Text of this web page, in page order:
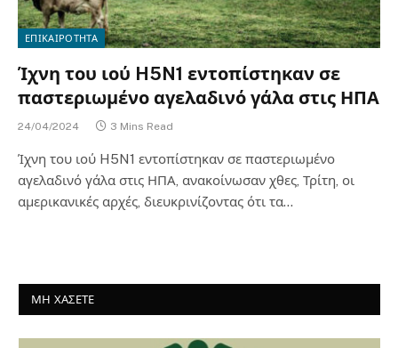
ΕΠΙΚΑΙΡΟΤΗΤΑ
Ίχνη του ιού H5N1 εντοπίστηκαν σε
παστεριωμένο αγελαδινό γάλα στις ΗΠΑ
24/04/2024 3 Mins Read
Ίχνη του ιού H5N1 εντοπίστηκαν σε παστεριωμένο
αγελαδινό γάλα στις ΗΠΑ, ανακοίνωσαν χθες, Τρίτη, οι
αμερικανικές αρχές, διευκρινίζοντας ότι τα…
ΜΗ ΧΑΣΕΤΕ